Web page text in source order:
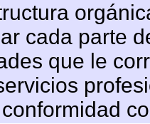
cada parte
que le